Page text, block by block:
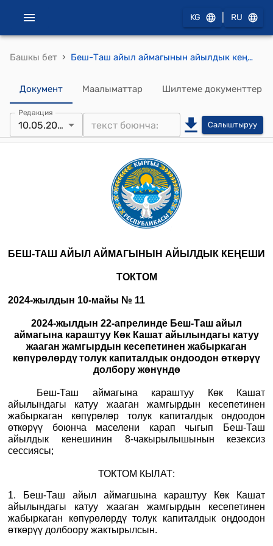
KG RU
Башкы бет › Беш-Таш айыл аймагынын айылдык кеңешинин 2024-жылдын 10-майындагы № 11 "2024-жылдын 22-апрелинде Беш-Таш айыл аймагына караштуу Көк Кашат айылындагы катуу жааган жамгырдын кесепетинен жабыркаган көпүрөлөрдү толук капиталдык ондоодон өткөрүү долбору жөнүндө" токтому
Документ Маалыматтар Шилтеме документтер
Редакция
10.05.2024 Салыштыруу